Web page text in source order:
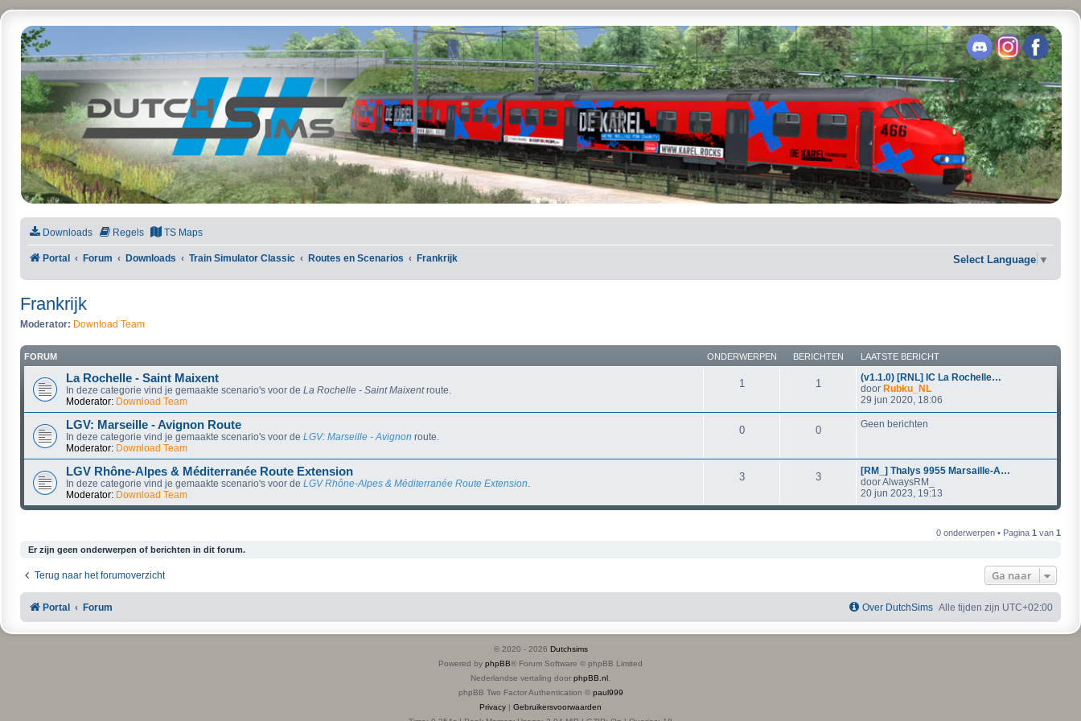
DutchSims
Downloads Regels TS Maps
Portal Forum Downloads Train Simulator Classic Routes en Scenarios Frankrijk Select Language ▼
Frankrijk
Moderator: Download Team
FORUM ONDERWERPEN BERICHTEN LAATSTE BERICHT
La Rochelle - Saint Maixent
In deze categorie vind je gemaakte scenario's voor de La Rochelle - Saint Maixentroute.
Moderator: Download Team
1 1
(v1.1.0) [RNL] IC La Rochelle…
door Rubku_NL
29 jun 2020, 18:06
LGV: Marseille - Avignon Route
In deze categorie vind je gemaakte scenario's voor de LGV: Marseille - Avignon route.
Moderator: Download Team
0 0 Geen berichten
LGV Rhône-Alpes & Méditerranée Route Extension
In deze categorie vind je gemaakte scenario's voor de LGV Rhône-Alpes & Méditerranée Route Extension
Moderator: Download Team
3 3
[RM_] Thalys 9955 Marsaille-A…
doorAlwaysRM_
20 jun 2023, 19:13
0 onderwerpen • Pagina 1 van 1
Er zijn geen onderwerpen of berichten in dit forum.
Terug naar het forumoverzicht Ga naar
Portal Forum Alle tijden zijn UTC+02:00
Over DutchSims
© 2020 - 2026 Dutchsims
Powered by phpBB® Forum Software © phpBB Limited
Nederlandse vertaling door phpBB.nl
phpBB Two Factor Authentication © paul999
Privacy | Gebruikersvoorwaarden